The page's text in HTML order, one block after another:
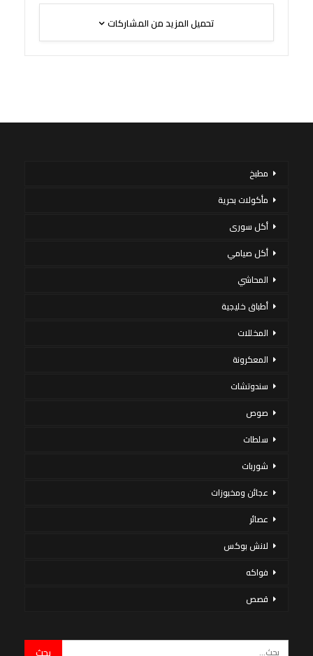
تحميل المزيد من المشاركات
مطبخ
مأكولات بحرية
أكل سورى
أكل صيامي
المحاشي
أطباق خليجية
المخللات
المعكرونة
سندوتشات
صوص
سلطات
شوربات
عجائن ومخبوزات
عصائر
لانش بوكس
فواكه
قصص